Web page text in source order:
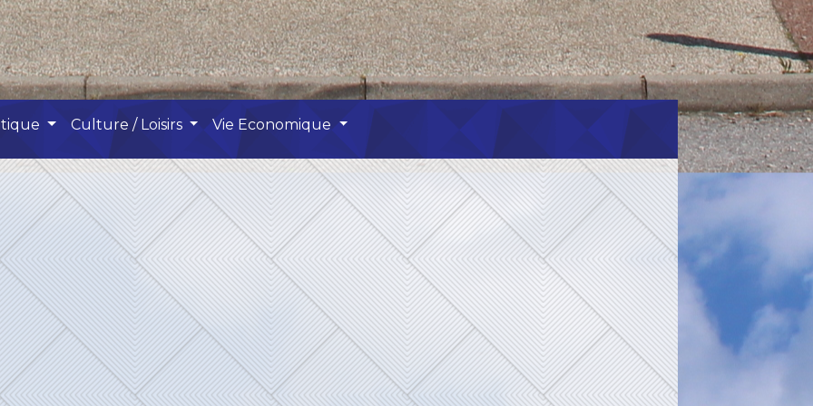
Culture / Loisirs Vie Economique